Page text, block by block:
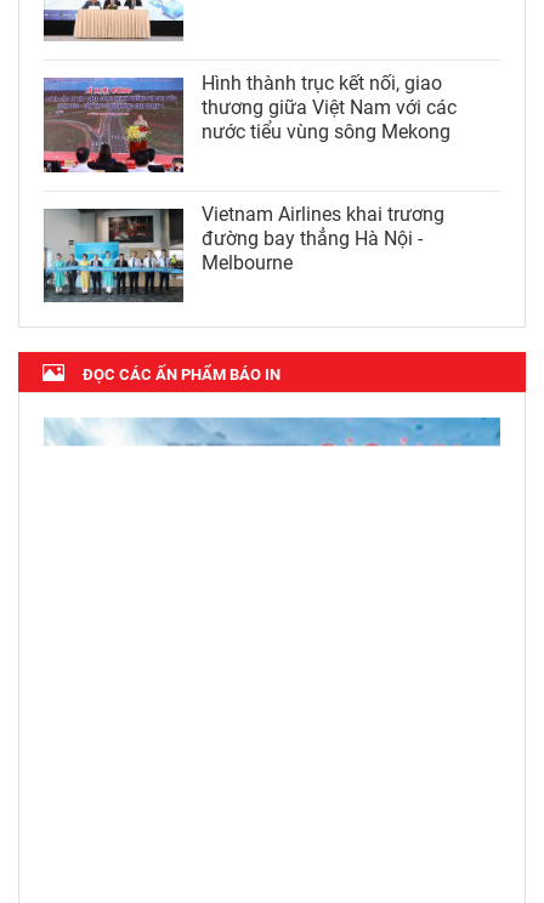
Hình thành trục kết nối, giao
thương giữa Việt Nam với các
nước tiểu vùng sông Mekong
Vietnam Airlines khai trương
đường bay thẳng Hà Nội -
Melbourne
ĐỌC CÁC ẤN PHẨM BÁO IN